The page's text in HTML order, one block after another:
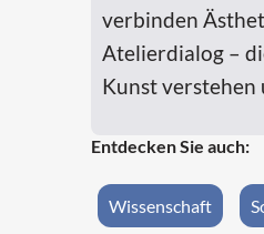
verbinden
Atelierdialog –
Kunst
Entdecken Sie auch:
Wissenschaft